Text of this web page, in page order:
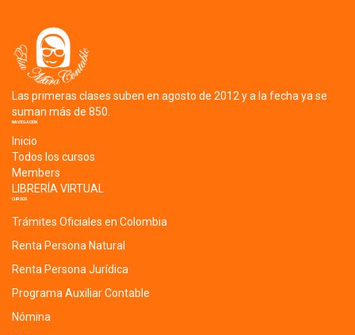
Las primeras clases suben en agosto de 2012 y a la fecha ya se
suman más de 850.
NAVEGACIÓN
Inicio
Todos los cursos
Members
LIBRERÍA VIRTUAL
CURSOS
Trámites Oficiales en Colombia
Renta Persona Natural
Renta Persona Jurídica
Programa Auxiliar Contable
Nómina